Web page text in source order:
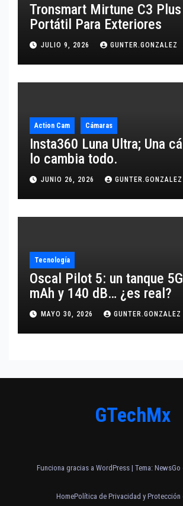
Tronsmart Mirtune C3
Portátil Para Exteriores
JULIO 9, 2026 GUNTER.GONZALEZ
Action Cam Cámaras
Insta360 Luna Ultra; Una
lo cambia todo.
JUNIO 26, 2026 GUNTER.GONZALEZ
Tecnología
Oscal Pilot 5: un tanque
mAh y 140 dB… ¿es real?
MAYO 30, 2026 GUNTER.GONZALEZ
GTechMx
Funciona gracias a WordPress | Tema: NewsGo
HomePolítica de Privacidad y Protección